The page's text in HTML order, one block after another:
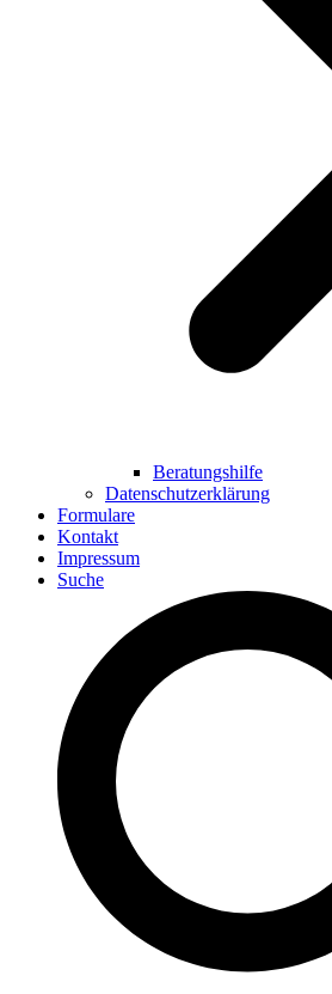
Beratungshilfe
Datenschutzerklärung
Formulare
Kontakt
Impressum
Suche